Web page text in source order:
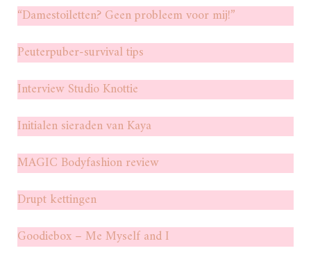
“Damestoiletten? Geen probleem voor mij!”
Peuterpuber-survival tips
Interview Studio Knottie
Initialen sieraden van Kaya
MAGIC Bodyfashion review
Drupt kettingen
Goodiebox – Me Myself and I